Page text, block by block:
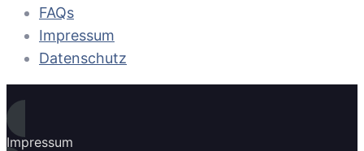
FAQs
Impressum
Datenschutz
Impressum